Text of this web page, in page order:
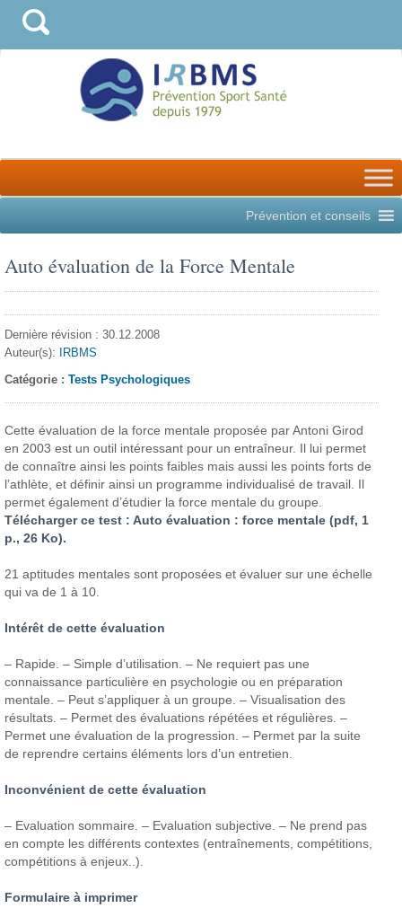
Prévention et conseils
Auto évaluation de la Force Mentale
Dernière révision : 30.12.2008
Auteur(s):
IRBMS
Catégorie :Tests Psychologiques
Cette évaluation de la force mentale proposée par Antoni Girod
en 2003 est un outil intéressant pour un entraîneur. Il lui permet
de connaître ainsi les points faibles mais aussi les points forts de
l’athlète, et définir ainsi un programme individualisé de travail. Il
permet également d’étudier la force mentale du groupe.
Télécharger ce test : Auto évaluation : force mentale (pdf, 1
p., 26 Ko).
21 aptitudes mentales sont proposées et évaluer sur une échelle
qui va de 1 à 10.
Intérêt de cette évaluation
– Rapide. – Simple d’utilisation. – Ne requiert pas une
connaissance particulière en psychologie ou en préparation
mentale. – Peut s’appliquer à un groupe. – Visualisation des
résultats. – Permet des évaluations répétées et régulières. –
Permet une évaluation de la progression. – Permet par la suite
de reprendre certains éléments lors d’un entretien.
Inconvénient de cette évaluation
– Evaluation sommaire. – Evaluation subjective. – Ne prend pas
en compte les différents contextes (entraînements, compétitions,
compétitions à enjeux..).
Formulaire à imprimer